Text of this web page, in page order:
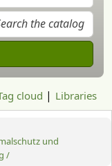
cloud Libraries
und
/